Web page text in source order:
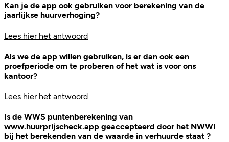
Kan je de app ook gebruiken voor berekening van de
jaarlijkse huurverhoging?
Lees hier het antwoord
Als we de app willen gebruiken, is er dan ook een
proefperiode om te proberen of het wat is voor ons
kantoor?
Lees hier het antwoord
Is de WWS puntenberekening van
www.huurprijscheck.app geaccepteerd door het NWWI
bij het berekenden van de waarde in verhuurde staat ?